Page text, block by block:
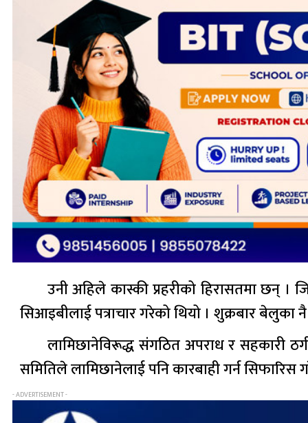
उनी अहिले कास्की प्रहरीको हिरासतमा छन् ।
सिआइबीलाई पत्राचार गरेको थियो । शुक्रबार बेलुका
लामिछानेविरूद्ध संगठित अपराध र सहकारी
समितिले लामिछानेलाई पनि कारबाही गर्न सिफारिस
- ADVERTISEMENT -